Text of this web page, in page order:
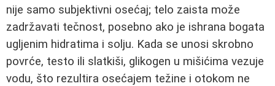
nije samo subjektivni osećaj; telo zaista može
zadržavati tečnost, posebno ako je ishrana bogata
ugljenim hidratima i solju. Kada se unosi skrobno
povrće, testo ili slatkiši, glikogen u mišićima vezuje
vodu, što rezultira osećajem težine i otokom ne